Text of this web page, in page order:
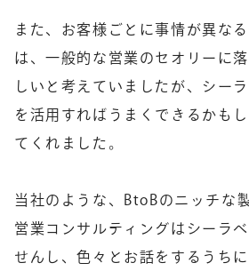
また、お客様ごとに事情が異な
は、一般的な営業のセオリーに
しいと考えていましたが、シー
を活用すればうまくできるかも
てくれました。
当社のような、BtoBのニッチな
営業コンサルティングはシーラ
せんし、色々とお話をするうち